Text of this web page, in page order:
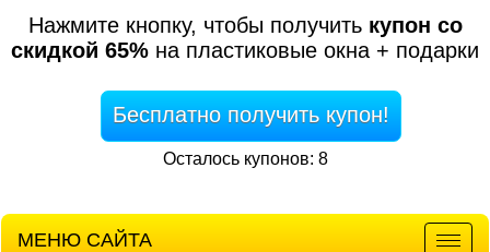
Нажмите кнопку, чтобы получить купон со
скидкой 65% на пластиковые окна + подарки
Бесплатно получить купон!
Осталось купонов: 8
МЕНЮ САЙТА